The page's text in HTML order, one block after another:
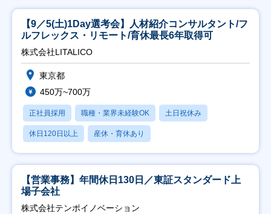
【9／5(土)1Day選考会】人材紹介コンサルタント/フ
ルフレックス・リモート/育休最長6年取得可
株式会社LITALICO
東京都
450万~700万
正社員採用 職種・業界未経験OK 土日祝休み
休日120日以上 産休・育休あり
【営業事務】年間休日130日／東証スタンダード上
場子会社
株式会社テンポイノベーション